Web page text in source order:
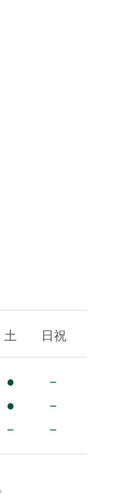
土 日祝
● －
● －
－ －